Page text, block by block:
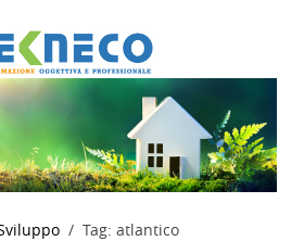
Tag: atlantico